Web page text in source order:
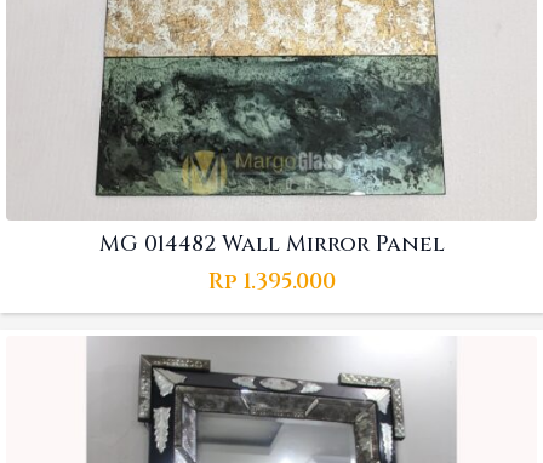
MG 014482 Wall Mirror Panel
Rp 1.395.000